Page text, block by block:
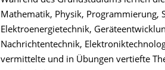
Mathematik, Physik, Programmierung,
Elektroenergietechnik,
Nachrichtentechnik,
vermittelte und in Übungen vertiefte